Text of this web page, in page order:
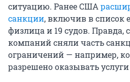
ситуацию. Ранее США
санкции, включив в список
физлица и 19 судов. Правда,
компаний сняли часть
ограничений — например,
разрешено оказывать